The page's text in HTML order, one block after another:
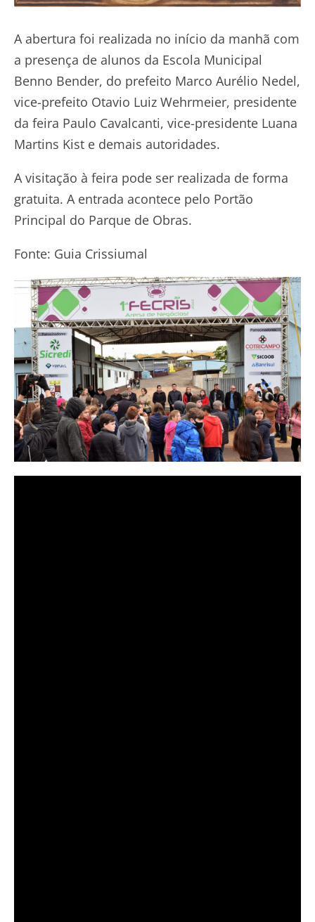
A abertura foi realizada no início da manhã com
a presença de alunos da Escola Municipal
Benno Bender, do prefeito Marco Aurélio Nedel,
vice-prefeito Otavio Luiz Wehrmeier, presidente
da feira Paulo Cavalcanti, vice-presidente Luana
Martins Kist e demais autoridades.
A visitação à feira pode ser realizada de forma
gratuita. A entrada acontece pelo Portão
Principal do Parque de Obras.
Fonte: Guia Crissiumal